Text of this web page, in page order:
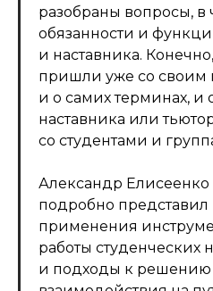
разобраны вопросы, в
обязанности и
и наставника.
пришли уже со своим
и о самих терминах, и
наставника или
со студентами и
Александр Елисеенко
подробно представил
применения
работы студенческих
и подходы к